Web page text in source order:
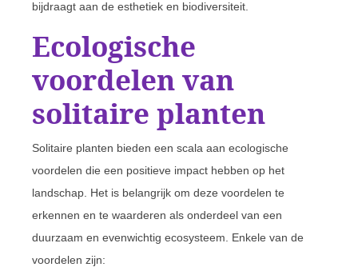
bijdraagt aan de esthetiek en biodiversiteit.
Ecologische
voordelen van
solitaire planten
Solitaire planten bieden een scala aan ecologische
voordelen die een positieve impact hebben op het
landschap. Het is belangrijk om deze voordelen te
erkennen en te waarderen als onderdeel van een
duurzaam en evenwichtig ecosysteem. Enkele van de
voordelen zijn: